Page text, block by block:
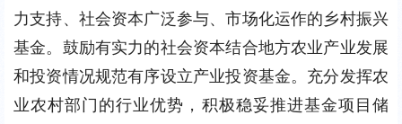
力支持、社会资本广泛参与、市场化运作的乡村振兴
基金。鼓励有实力的社会资本结合地方农业产业发展
和投资情况规范有序设立产业投资基金。充分发挥农
业农村部门的行业优势，积极稳妥推进基金项目储